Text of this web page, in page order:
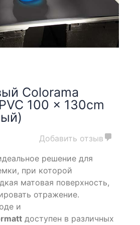
Colorama
100 x 130cm
Добавить отзыв
решение для
при которой
матовая поверхность,
отражение.
и
доступен в различных